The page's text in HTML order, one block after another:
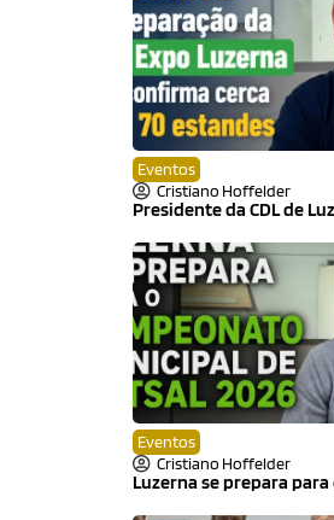
Eventos
Cristiano Hoffelder
Presidente da CDL de
Eventos
Cristiano Hoffelder
Luzerna se prepara